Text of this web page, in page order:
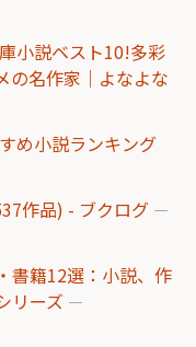
小説ベスト10!多彩
の名作家｜よなよな
め小説ランキング
作品) - ブクログ —
書籍12選：小説、作
リーズ —